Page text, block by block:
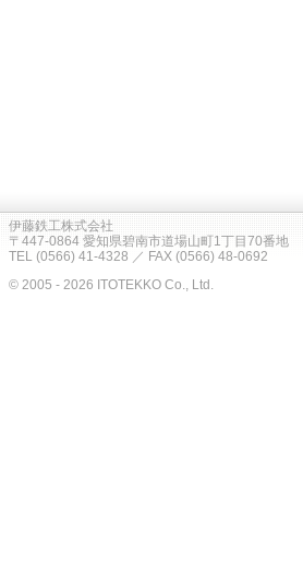
伊藤鉄工株式会社
〒447-0864 愛知県碧南市道場山町1丁目70番地
TEL (0566) 41-4328 ／ FAX (0566) 48-0692
© 2005 - 2026 ITOTEKKO Co., Ltd.